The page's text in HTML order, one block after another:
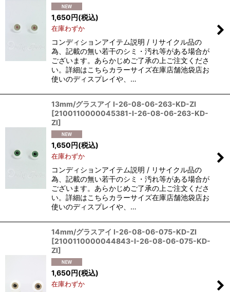
1,650円(税込)
在庫わずか
コンディションアイテム説明 / リサイクル品の
為、記載の無い若干のシミ・汚れ等がある場合が
ございます。あらかじめご了承の上ご注文くださ
い。詳細はこちらカラーサイズ在庫店舗池袋店お
使いのディスプレイや、…
13mm/グラスアイ I-26-08-06-263-KD-ZI
[2100110000045381-I-26-08-06-263-KD-
ZI]
1,650円(税込)
在庫わずか
コンディションアイテム説明 / リサイクル品の
為、記載の無い若干のシミ・汚れ等がある場合が
ございます。あらかじめご了承の上ご注文くださ
い。詳細はこちらカラーサイズ在庫店舗池袋店お
使いのディスプレイや、…
14mm/グラスアイ I-26-08-06-075-KD-ZI
[2100110000044843-I-26-08-06-075-KD-
ZI]
1,650円(税込)
在庫わずか